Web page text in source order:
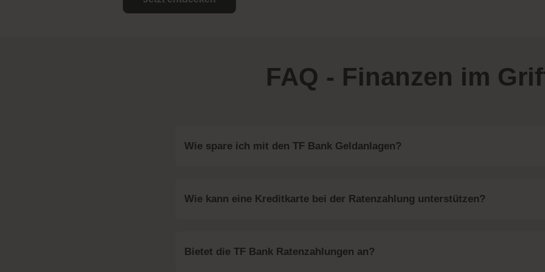
FAQ - Finanzen im
Wie spare ich mit den TF Bank Geldanlagen?
Wie kann eine Kreditkarte bei der Ratenzahlung unterstützen?
Bietet die TF Bank Ratenzahlungen an?